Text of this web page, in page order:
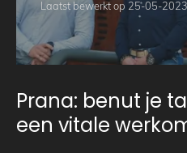
Laatst bewerkt op 25-05-2023
Prana: benut je
een vitale